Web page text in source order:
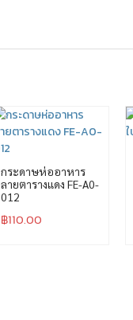
กระดาษห่ออาหาร
ลายตารางแดง FE-A0-
012
฿110.00